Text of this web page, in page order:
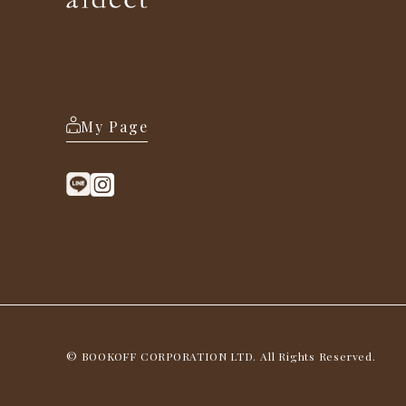
My Page
© BOOKOFF CORPORATION LTD. All Rights Reserved.